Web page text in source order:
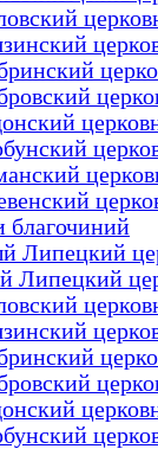
благочиний
Липецкий
Липецкий